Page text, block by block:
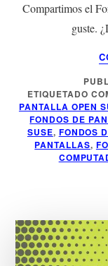
Compartimos el
guste.
ETIQUETADO
PANTALLA OPEN
FONDOS DE
SUSE, FONDOS
PANTALLAS,